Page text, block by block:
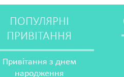
ПОПУЛЯРНІ
ПРИВІТАННЯ
Привітання з днем
народження